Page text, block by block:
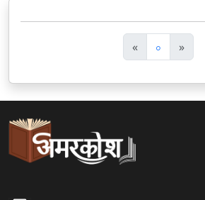
«पि
छ
ला
০ »अ
ग
ला